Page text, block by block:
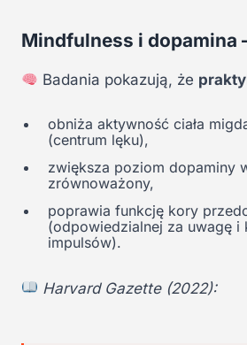
Mindfulness i dopamina
Badania pokazują, że
obniża aktywność ciała
(centrum lęku),
zwiększa poziom dopaminy
zrównoważony,
poprawia funkcję kory
(odpowiedzialnej za uwagę i
impulsów).
Harvard Gazette (2022):